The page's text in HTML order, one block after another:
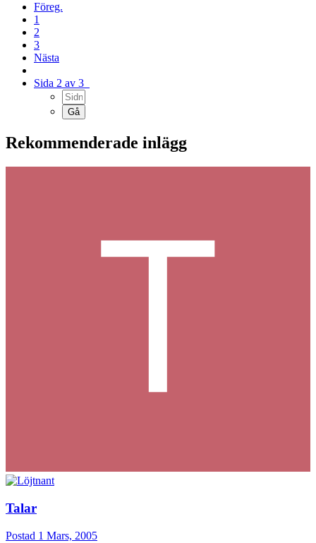
Föreg.
1
2
3
Nästa
Sida 2 av 3
Rekommenderade inlägg
Talar
Postad 1 Mars, 2005